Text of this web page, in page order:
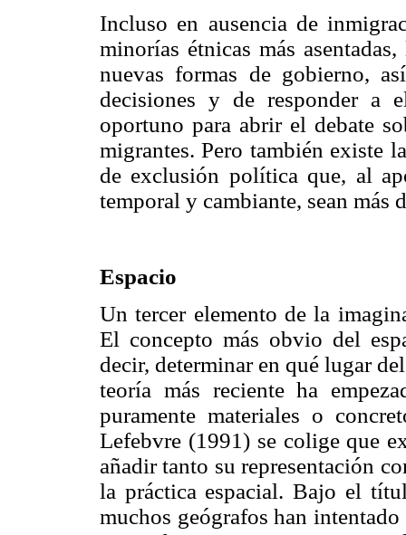
Incluso en ausencia de
minorías étnicas más
nuevas formas de gobierno,
decisiones y de responder a
oportuno para abrir el debate
migrantes. Pero también existe
de exclusión política que, al
temporal y cambiante, sean más
Espacio
Un tercer elemento de la
El concepto más obvio del
decir, determinar en qué lugar
teoría más reciente ha
puramente materiales o
Lefebvre (1991) se colige que
añadir tanto su representación
la práctica espacial. Bajo el
muchos geógrafos han